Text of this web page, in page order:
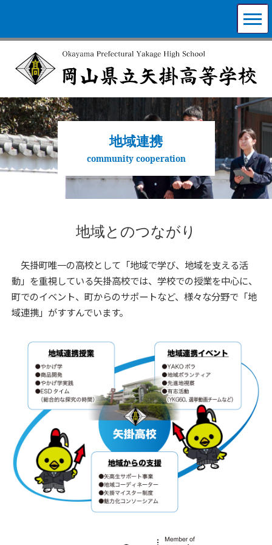
地域連携
community cooperation
地域とのつながり
矢掛町唯一の高校として「地域で学び、地域を支える活
動」を重視している矢掛高校では、学校での授業を中心に、
町でのイベント、町からのサポートなど、様々な分野で「地
域連携」がすすんでいます。